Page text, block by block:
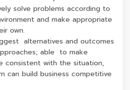
solve problems according to
and make appropriate
own.
alternatives and outcomes
able to make
consistent with the situation,
can build business competitive